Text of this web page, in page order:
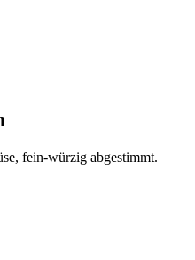
fein-würzig abgestimmt.